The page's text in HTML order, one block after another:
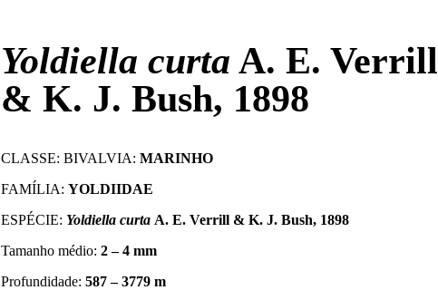
Yoldiella curta A. E. Verrill
& K. J. Bush, 1898
CLASSE: BIVALVIA: MARINHO
FAMÍLIA: YOLDIIDAE
ESPÉCIE: Yoldiella curta A. E. Verrill & K. J. Bush, 1898
Tamanho médio: 2 – 4 mm
Profundidade: 587 – 3779 m